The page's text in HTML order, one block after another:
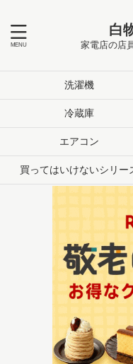
白
家電店の店
洗濯機
冷蔵庫
エアコン
買ってはいけないシリー